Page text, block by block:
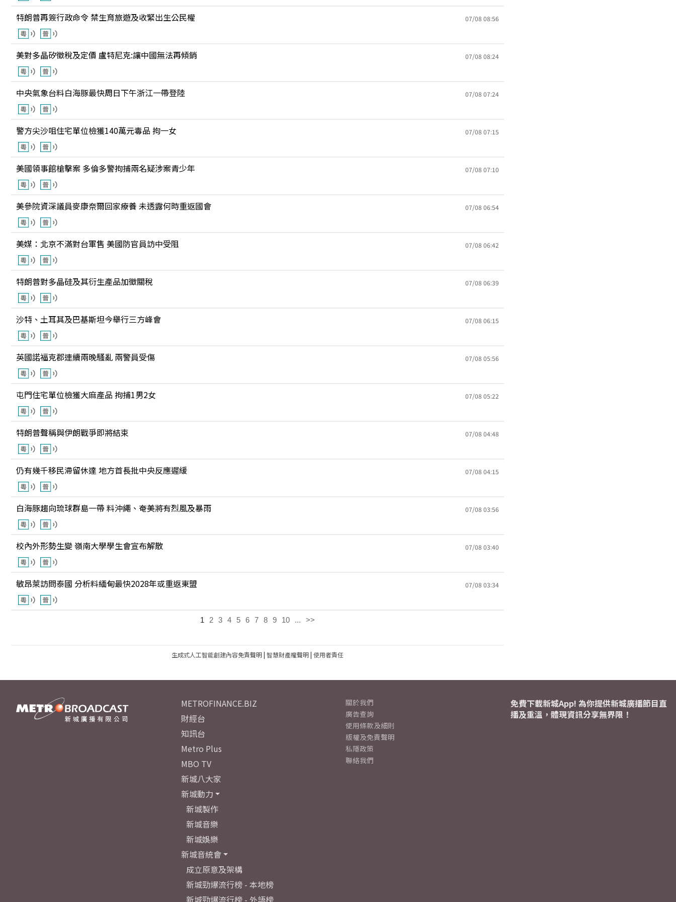
特朗普再簽行政命令 禁生育旅遊及收緊出生公民權 07/08 08:56
美對多晶矽徵稅及定價 盧特尼克:讓中國無法再傾銷 07/08 08:24
中央氣象台料白海豚最快周日下午浙江一帶登陸 07/08 07:24
警方尖沙咀住宅單位檢獲140萬元毒品 拘一女 07/08 07:15
美國領事館槍擊案 多倫多警拘捕兩名疑涉案青少年 07/08 07:10
美參院資深議員麥康奈爾回家療養 未透露何時重返國會 07/08 06:54
美媒：北京不滿對台軍售 美國防官員訪中受阻 07/08 06:42
特朗普對多晶硅及其衍生產品加徵關稅 07/08 06:39
沙特、土耳其及巴基斯坦今舉行三方峰會 07/08 06:15
英國諾福克郡連續兩晚騷亂 兩警員受傷 07/08 05:56
屯門住宅單位檢獲大麻產品 拘捕1男2女 07/08 05:22
特朗普聲稱與伊朗戰爭即將結束 07/08 04:48
仍有幾千移民滯留休達 地方首長批中央反應遲緩 07/08 04:15
白海豚趨向琉球群島一帶 料沖繩、奄美將有烈風及暴雨 07/08 03:56
校內外形勢生變 嶺南大學學生會宣布解散 07/08 03:40
敏昂萊訪問泰國 分析料緬甸最快2028年或重返東盟 07/08 03:34
1 2 3 4 5 6 7 8 9 10 ... >>
生成式人工智能創建內容免責聲明| 智慧財產權聲明| 使用者責任
METROFINANCE.BIZ
財經台
知訊台
Metro Plus
MBO TV
新城八大家
新城動力
新城製作
新城音樂
新城娛樂
新城音統會
成立原意及架構
新城勁爆流行榜 - 本地榜
新城勁爆流行榜 - 外語榜
關於我們
廣告查詢
使用條款及細則
版權及免責聲明
私隱政策
聯絡我們
免費下載新城App! 為你提供新城廣播節目直
播及重溫，體現資訊分享無界限！